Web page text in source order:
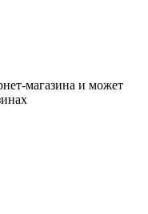
магазина и может